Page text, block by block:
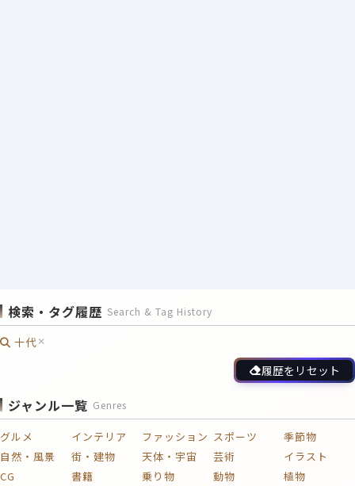
検索・タグ履歴 Search & Tag History
十代
履歴をリセット
ジャンル一覧 Genres
グルメ インテリア ファッション スポーツ
季節物
自然・風景
街・建物 天体・宇宙 芸術
イラスト
CG
書籍 乗り物 動物 植物